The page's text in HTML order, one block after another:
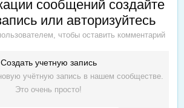
сообщений создайте
или авторизуйтесь
чтобы оставить комментарий
Создать учетную запись
учётную запись в нашем сообществе.
Это очень просто!